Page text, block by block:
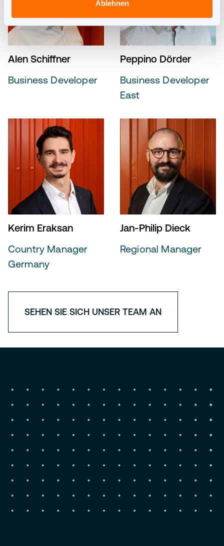
Ablehnen
Alen Schiffner
Business Developer
Peppino Dörder
Business Developer
East
Kerim Eraksan
Country Manager
Germany
Jan-Philip Dieck
Regional Manager
SEHEN SIE SICH UNSER TEAM AN